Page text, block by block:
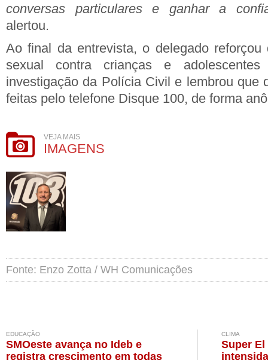
conversas particulares e ganhar a
alertou.
Ao final da entrevista, o delegado
sexual contra crianças e
investigação da Polícia Civil e lembrou que
feitas pelo telefone Disque 100, de forma
VEJA MAIS
IMAGENS
Fonte: Enzo Zotta / WH Comunicações
EDUCAÇÃO
SMOeste avança no Ideb e
registra crescimento em todas
CLIMA
Super